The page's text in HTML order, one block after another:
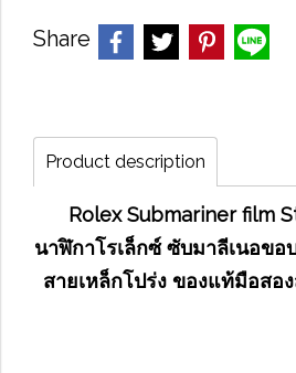
Share
Product description
Rolex Submariner film
นาฬิกาโรเล็กซ์ ซับมาลีเนอข
สายเหล็กโปร่ง ของแท้มือสอ